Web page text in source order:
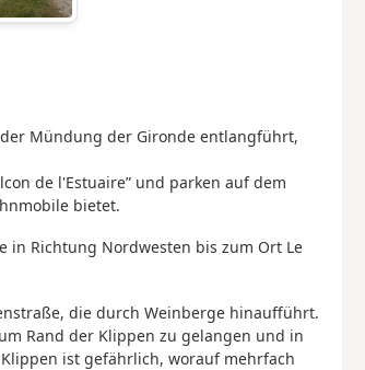
Mündung der Gironde entlangführt,
de l'Estuaire” und parken auf dem
bietet.
in Richtung Nordwesten bis zum Ort Le
die durch Weinberge hinaufführt.
Rand der Klippen zu gelangen und in
ist gefährlich, worauf mehrfach